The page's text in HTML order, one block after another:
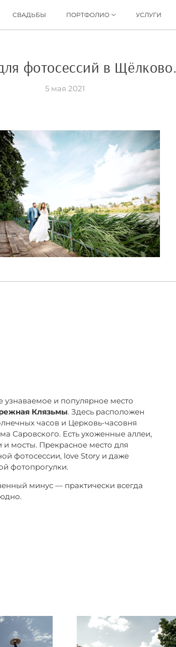
СВАДЬБЫ ПОРТФОЛИО УСЛУГИ
фотосессий в Щёлково.
5 мая 2021
узнаваемое и популярное место
Клязьмы. Здесь расположен
часов и Церковь-часовня
Саровского. Есть ухоженные аллеи,
и мосты. Прекрасное место для
фотосессии, love Story и даже
фотопрогулки.
минус — практически всегда